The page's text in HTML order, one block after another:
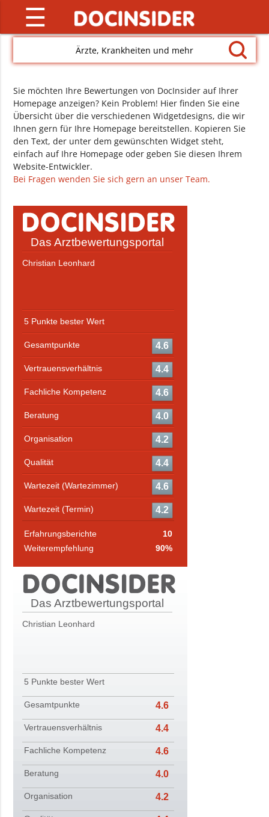
☰
Ärzte, Krankheiten und mehr
Sie möchten Ihre Bewertungen von DocInsider auf Ihrer
Homepage anzeigen? Kein Problem! Hier finden Sie eine
Übersicht über die verschiedenen Widgetdesigns, die wir
Ihnen gern für Ihre Homepage bereitstellen. Kopieren Sie
den Text, der unter dem gewünschten Widget steht,
einfach auf Ihre Homepage oder geben Sie diesen Ihrem
Website-Entwickler.
Bei Fragen wenden Sie sich gern an unser Team.